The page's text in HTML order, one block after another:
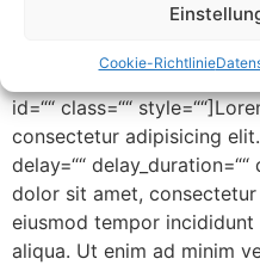
Cookie-Richtlinie
veniam.[/list_item][list_item
adipisicing elit, sed do
id=““ class=““
consectetur adipisicing
delay=““
dolor sit amet,
eiusmod tempor
aliqua. Ut enim ad minim